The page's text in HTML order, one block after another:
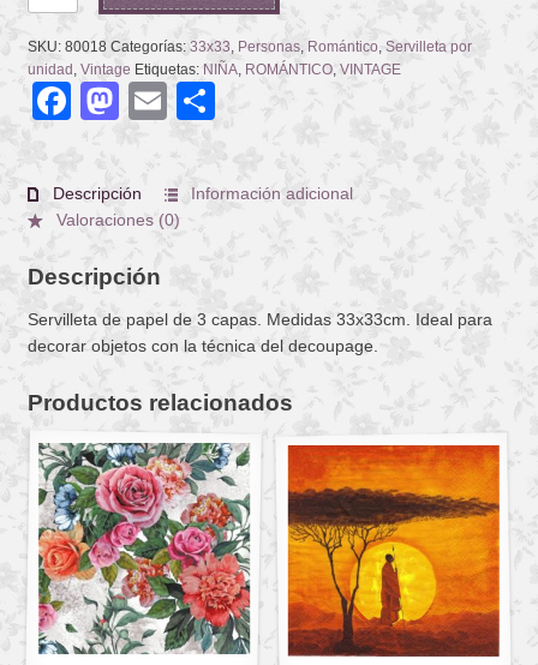
PARTY
cantidad
SKU: 80018 Categorías: 33x33, Personas, Romántico, Servilleta por
unidad , Vintage Etiquetas: NIÑA, ROMÁNTICO, VINTAGE
Facebook
Mastodon
Email
Descripción
Información adicional
Valoraciones (0)
Descripción
Servilleta de papel de 3 capas. Medidas 33x33cm. Ideal para
decorar objetos con la técnica del decoupage.
Productos relacionados